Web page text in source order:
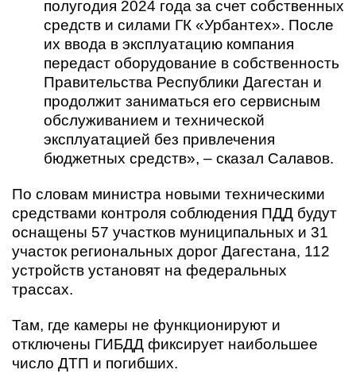
полугодия 2024 года за счет собственных
средств и силами ГК «Урбантех». После
их ввода в эксплуатацию компания
передаст оборудование в собственность
Правительства Республики Дагестан и
продолжит заниматься его сервисным
обслуживанием и технической
эксплуатацией без привлечения
бюджетных средств», – сказал Салавов.
По словам министра новыми техническими
средствами контроля соблюдения ПДД будут
оснащены 57 участков муниципальных и 31
участок региональных дорог Дагестана, 112
устройств установят на федеральных
трассах.
Там, где камеры не функционируют и
отключены ГИБДД фиксирует наибольшее
число ДТП и погибших.